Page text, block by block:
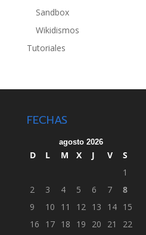
Sandbox
Wikidismos
Tutoriales
FECHAS
agosto 2026
D L M X J V
S
1
2
3 4 5 6 7
8
9
10 11 12 13 14 15
16
17 18 19 20 21
22